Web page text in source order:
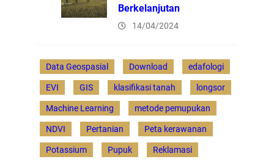
Berkelanjutan
14/04/2024
Data Geospasial Download edafologi
EVI GIS klasifikasi tanah longsor
Machine Learning metode pemupukan
NDVI Pertanian Peta kerawanan
Potassium Pupuk Reklamasi